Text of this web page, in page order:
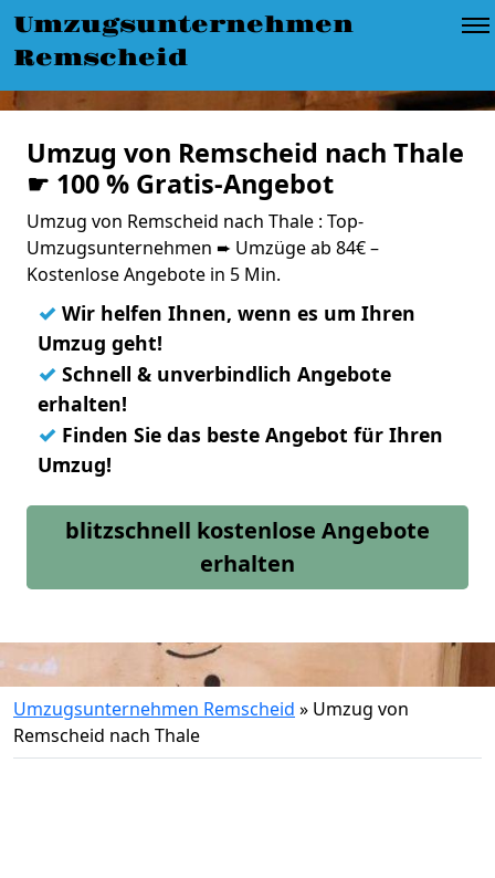
Umzugsunternehmen
Remscheid
Umzug von Remscheid nach Thale
☛ 100 % Gratis-Angebot
Umzug von Remscheid nach Thale : Top-
Umzugsunternehmen ➨ Umzüge ab 84€ –
Kostenlose Angebote in 5 Min.
✓ Wir helfen Ihnen, wenn es um Ihren
Umzug geht!
✓ Schnell & unverbindlich Angebote
erhalten!
✓ Finden Sie das beste Angebot für Ihren
Umzug!
blitzschnell kostenlose Angebote
erhalten
Umzugsunternehmen Remscheid » Umzug von
Remscheid nach Thale